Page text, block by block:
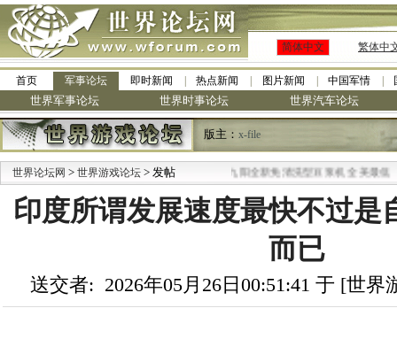
简体中文 繁体中
首页 军事论坛 即时新闻 热点新闻 图片新闻 中国军情
世界军事论坛 世界时事论坛 世界汽车论坛
版主： x-file
世界论坛网 > 世界游戏论坛 > 发帖 九阳全新免清洗型豆浆机 全美最低
印度所谓发展速度最快不过是
而已
送交者: 2026年05月26日00:51:41 于 [世